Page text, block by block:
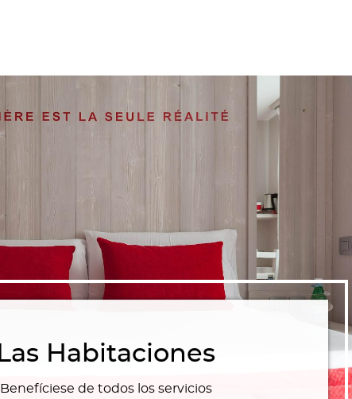
Las Habitaciones
Benefíciese de todos los servicios